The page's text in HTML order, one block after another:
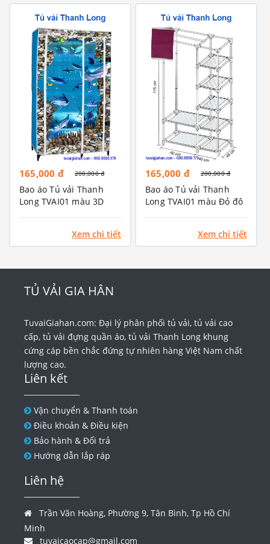
165,000 đ 200,000 đ
Bao áo Tủ vải Thanh
Long TVAI01 màu 3D
Xem chi tiết
165,000 đ 200,000 đ
Bao áo Tủ vải Thanh
Long TVAI01 màu Đỏ đô
Xem chi tiết
TỦ VẢI GIA HÂN
TuvaiGiahan.com: Đại lý phân phối tủ vải, tủ vải cao
cấp, tủ vải đựng quần áo, tủ vải Thanh Long khung
cứng cáp bền chắc đứng tự nhiên hàng Việt Nam chất
lượng cao.
Liên kết
Vận chuyển & Thanh toán
Điều khoản & Điều kiện
Bảo hành & Đổi trả
Hướng dẫn lắp ráp
Liên hệ
Trần Văn Hoàng, Phường 9, Tân Bình, Tp Hồ Chí
Minh
tuvaicaocap@gmail.com